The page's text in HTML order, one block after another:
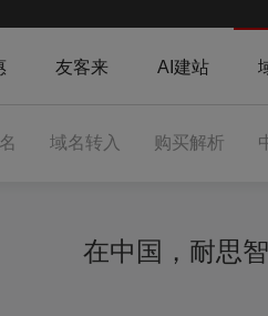
友客来 AI建站
域名转入 购买解析
在中国，耐思